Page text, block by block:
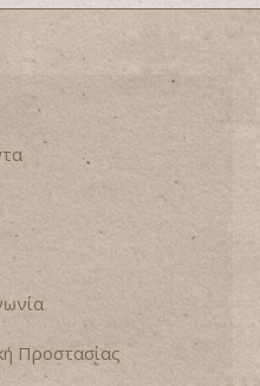
Προστασίας